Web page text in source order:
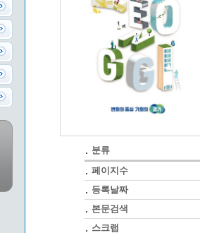
분류
페이지수
등록날짜
본문검색
스크랩